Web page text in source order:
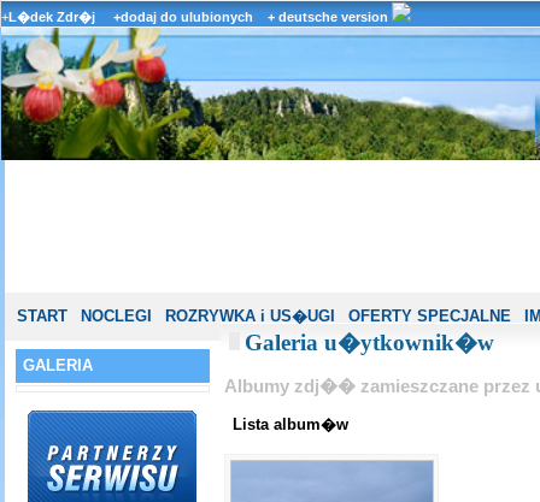
+L�dek Zdr�j +dodaj do ulubionych + deutsche version
START NOCLEGI ROZRYWKA i US�UGI OFERTY SPECJALNE
GALERIA
Galeria u�ytkownik�w
Albumy zdj�� zamieszczane
Lista album�w